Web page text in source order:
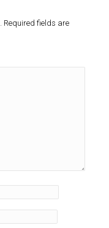
Required fields are